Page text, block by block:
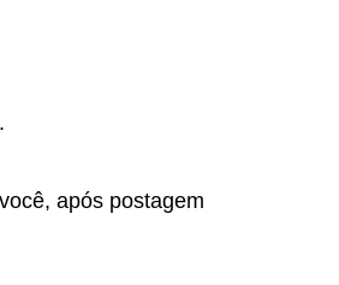
após postagem